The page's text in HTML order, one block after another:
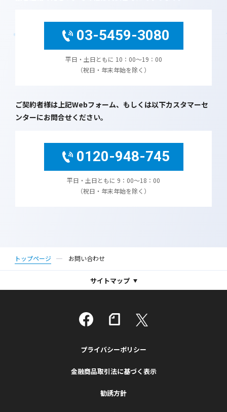
03-5459-3080
平日・土日ともに 10：00～19：00
（祝日・年末年始を除く）
ご契約者様は上記Webフォーム、もしくは以下カスタマーセ
ンターにお問合せください。
0120-948-745
平日・土日ともに 9：00〜18：00
（祝日・年末年始を除く）
トップページ お問い合わせ
サイトマップ
プライバシーポリシー
金融商品取引法に基づく表示
勧誘方針